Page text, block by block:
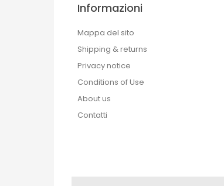
Informazioni
Mappa del sito
Shipping & returns
Privacy notice
Conditions of Use
About us
Contatti